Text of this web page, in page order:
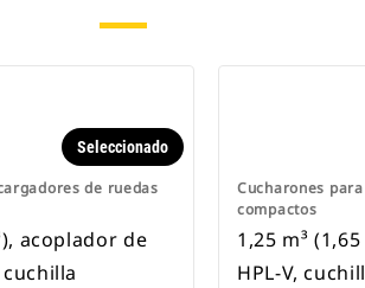
de ruedas
Seleccionado
acoplador de
Cucharones
compactos
1,25 m³
HPL-V,